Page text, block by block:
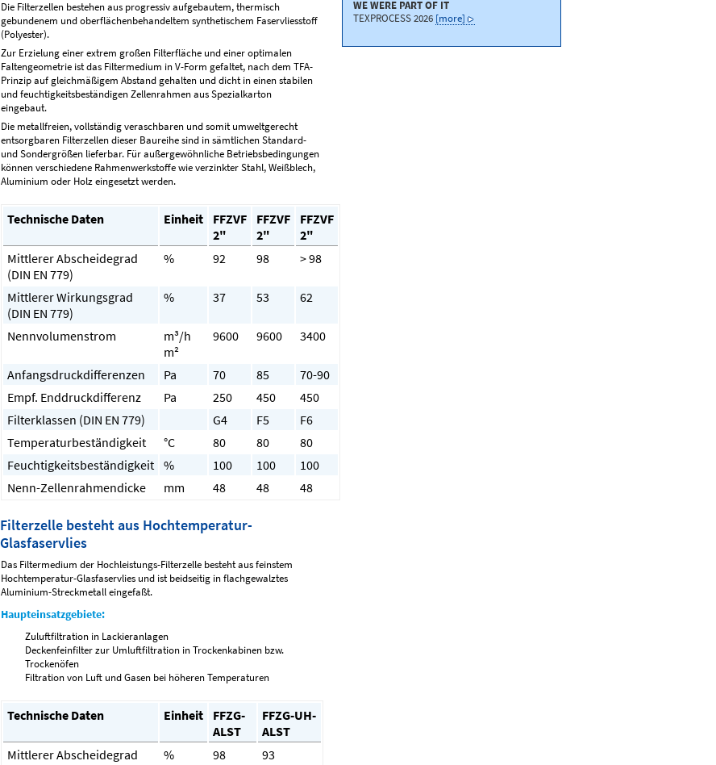
Die Filterzellen bestehen aus progressiv aufgebautem, thermisch
gebundenem und oberflächenbehandeltem synthetischem Faservliesstoff
(Polyester).
Zur Erzielung einer extrem großen Filterfläche und einer optimalen
Faltengeometrie ist das Filtermedium in V-Form gefaltet, nach dem TFA-
Prinzip auf gleichmäßigem Abstand gehalten und dicht in einen stabilen
und feuchtigkeitsbeständigen Zellenrahmen aus Spezialkarton
eingebaut.
Die metallfreien, vollständig veraschbaren und somit umweltgerecht
entsorgbaren Filterzellen dieser Baureihe sind in sämtlichen Standard-
und Sondergrößen lieferbar. Für außergewöhnliche Betriebsbedingungen
können verschiedene Rahmenwerkstoffe wie verzinkter Stahl, Weißblech,
Aluminium oder Holz eingesetzt werden.
Technische Daten Einheit
FFZVF
2"
FFZVF
2"
FFZVF
2"
Mittlerer Abscheidegrad
(DIN EN 779)
% 92 98 > 98
Mittlerer Wirkungsgrad
(DIN EN 779)
% 37 53 62
Nennvolumenstrom
m³/h
m²
9600 9600 3400
Anfangsdruckdifferenzen Pa 70 85
70-90
Empf. Enddruckdifferenz
Pa 250 450
450
Filterklassen (DIN EN 779)
G4 F5
F6
Temperaturbeständigkeit
°C 80 80
80
Feuchtigkeitsbeständigkeit % 100 100
100
Nenn-Zellenrahmendicke
mm 48 48 48
Filterzelle besteht aus Hochtemperatur-
Glasfaservlies
Das Filtermedium der Hochleistungs-Filterzelle besteht aus feinstem
Hochtemperatur-Glasfaservlies und ist beidseitig in flachgewalztes
Aluminium-Streckmetall eingefaßt.
Haupteinsatzgebiete:
Zuluftfiltration in Lackieranlagen
Deckenfeinfilter zur Umluftfiltration in Trockenkabinen bzw.
Trockenöfen
Filtration von Luft und Gasen bei höheren Temperaturen
Technische Daten Einheit
FFZG-
ALST
FFZG-UH-
ALST
Mittlerer Abscheidegrad
% 98 93
WE WERE PART OF IT
TEXPROCESS 2026 [more]